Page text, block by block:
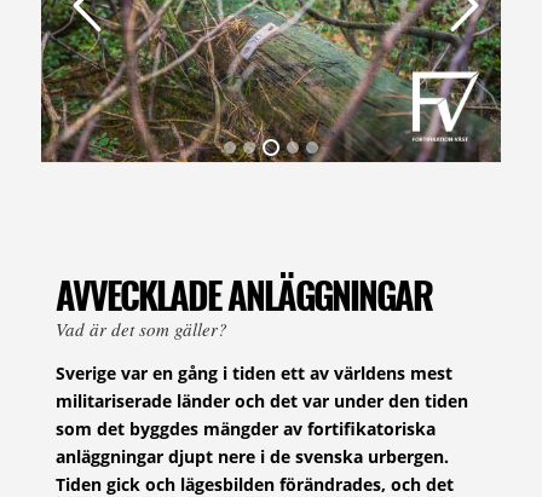
AVVECKLADE ANLÄGGNINGAR
Vad är det som gäller?
Sverige var en gång i tiden ett av världens mest
militariserade länder och det var under den tiden
som det byggdes mängder av fortifikatoriska
anläggningar djupt nere i de svenska urbergen.
Tiden gick och lägesbilden förändrades, och det